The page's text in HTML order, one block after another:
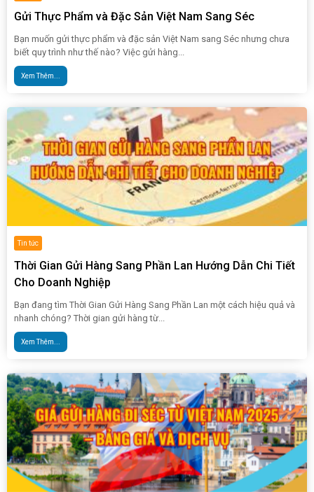
Gửi Thực Phẩm và Đặc Sản Việt Nam Sang Séc
Bạn muốn gửi thực phẩm và đặc sản Việt Nam sang Séc nhưng chưa
biết quy trình như thế nào? Việc gửi hàng...
Xem Thêm...
Tin tức
Thời Gian Gửi Hàng Sang Phần Lan Hướng Dẫn Chi Tiết
Cho Doanh Nghiệp
Bạn đang tìm Thời Gian Gửi Hàng Sang Phần Lan một cách hiệu quả và
nhanh chóng? Thời gian gửi hàng từ...
Xem Thêm...